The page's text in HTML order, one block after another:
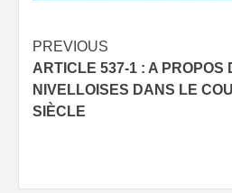
Post
navigation
PREVIOUS
ARTICLE 537-1 : A PROPOS
NIVELLOISES DANS LE
SIÈCLE